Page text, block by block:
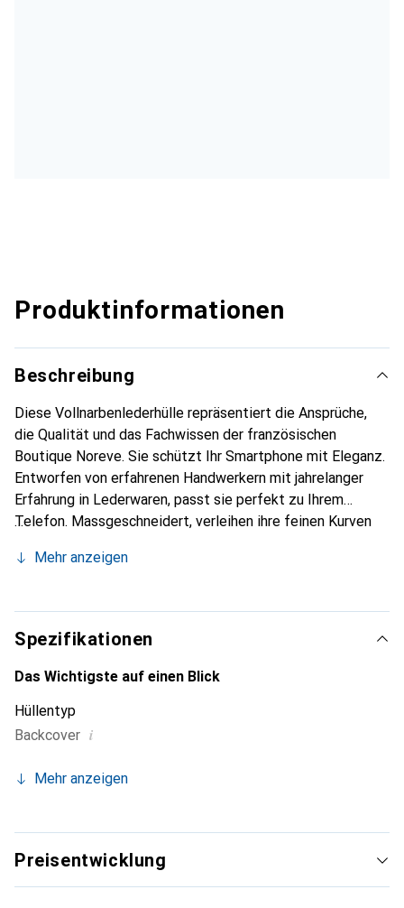
Produktinformationen
Beschreibung
Diese Vollnarbenlederhülle repräsentiert die Ansprüche,
die Qualität und das Fachwissen der französischen
Boutique Noreve. Sie schützt Ihr Smartphone mit Eleganz.
Entworfen von erfahrenen Handwerkern mit jahrelanger
Erfahrung in Lederwaren, passt sie perfekt zu Ihrem
Telefon. Massgeschneidert, verleihen ihre feinen Kurven
unverzichtbaren Accessoire für Ihr Smartphone.
die Marke Noreve eine zuverlässige Wahl für eine
anspruchsvolle Kundschaft.
Mehr anzeigen
Spezifikationen
Das Wichtigste auf einen Blick
Hüllentyp
Backcover i
Mehr anzeigen
Preisentwicklung